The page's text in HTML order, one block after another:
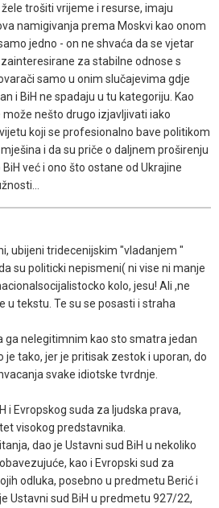
trošiti vrijeme i resurse, imaju
namigivanja prema Moskvi kao onom
jedno - on ne shvaća da se vjetar
za stabilne odnose s
samo u onim slučajevima gdje
i BiH ne spadaju u tu kategoriju. Kao
nešto drugo izjavljivati iako
koji se profesionalno bave politikom
i da su priče o daljnem proširenju
već i ono što ostane od Ukrajine
ubijeni tridecenijskim "vladanjem "
su politicki nepismeni( ni vise ni manje
kolo, jesu! Ali ,ne
u tekstu. Te su se posasti i straha
ga nelegitimnim kao sto smatra jedan
je tako, jer je pritisak zestok i uporan, do
svake idiotske tvrdnje.
i Evropskog suda za ljudska prava,
visokog predstavnika.
dao je Ustavni sud BiH u nekoliko
kao i Evropski sud za
odluka, posebno u predmetu Berić i
Ustavni sud BiH u predmetu 927/22,